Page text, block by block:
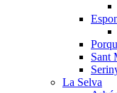
Sant
La Selva